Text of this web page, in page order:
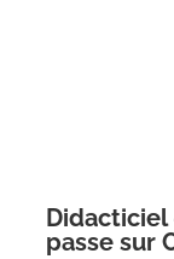
passe sur